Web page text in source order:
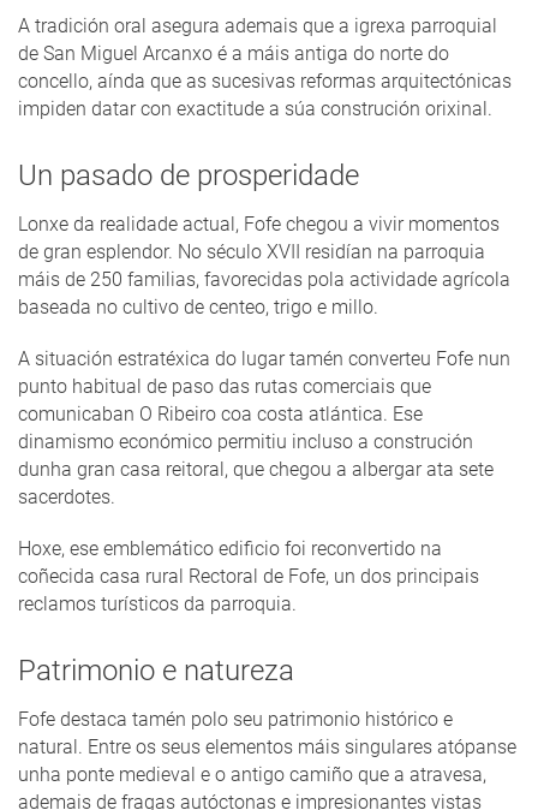
A tradición oral asegura ademais que a igrexa parroquial
de San Miguel Arcanxo é a máis antiga do norte do
concello, aínda que as sucesivas reformas arquitectónicas
impiden datar con exactitude a súa construción orixinal.
Un pasado de prosperidade
Lonxe da realidade actual, Fofe chegou a vivir momentos
de gran esplendor. No século XVII residían na parroquia
máis de 250 familias, favorecidas pola actividade agrícola
baseada no cultivo de centeo, trigo e millo.
A situación estratéxica do lugar tamén converteu Fofe nun
punto habitual de paso das rutas comerciais que
comunicaban O Ribeiro coa costa atlántica. Ese
dinamismo económico permitiu incluso a construción
dunha gran casa reitoral, que chegou a albergar ata sete
sacerdotes.
Hoxe, ese emblemático edificio foi reconvertido na
coñecida casa rural Rectoral de Fofe, un dos principais
reclamos turísticos da parroquia.
Patrimonio e natureza
Fofe destaca tamén polo seu patrimonio histórico e
natural. Entre os seus elementos máis singulares atópanse
unha ponte medieval e o antigo camiño que a atravesa,
ademais de fragas autóctonas e impresionantes vistas